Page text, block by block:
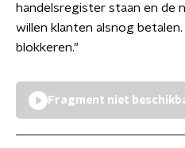
handelsregister staan en de
willen klanten alsnog
blokkeren."
Fragment niet